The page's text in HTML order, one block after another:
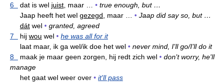
6
dat is wel juist, maar … • true enough, but …
Jaap heeft het wel gezegd, maar … • Jaap did say so, but …
dát wel • granted, agreed
7
hij wou wel • he was all for it
laat maar, ik ga wel/ik doe het wel • never mind, I'll go/I'll do it
8
maak je maar geen zorgen, hij redt zich wel • don't worry, he'll
manage
het gaat wel weer over • it'll pass